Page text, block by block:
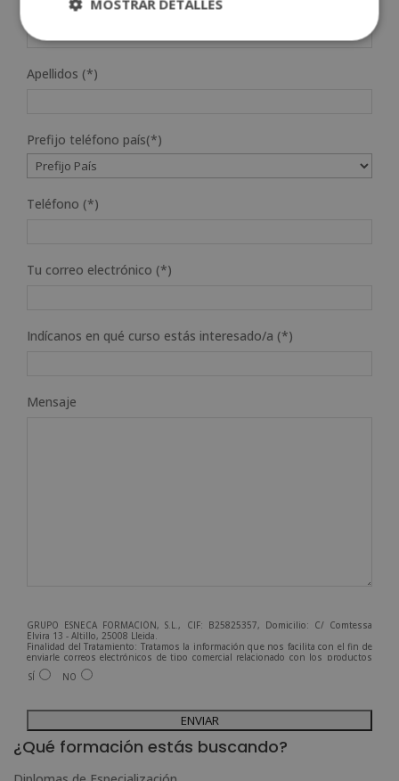
Nombre (*)
Apellidos (*)
Prefijo teléfono país(*)
Teléfono (*)
Tu correo electrónico (*)
Indícanos en qué curso estás interesado/a (*)
Mensaje
GRUPO ESNECA FORMACIÓN, S.L., CIF: B25825357, Domicilio: C/ Comtessa
Elvira 13 - Altillo, 25008 Lleida.
Finalidad del Tratamiento: Tratamos la información que nos facilita con el fin de
enviarle correos electrónicos de tipo comercial relacionado con los productos
ofrecidos y otros tipo de productos que fueran de su interés.
Legitimación del tratamiento: Consentimiento del interesado.
Para más información consulte nuestra Política de Privacidad.
Desea recibir información comercial (vía telefónica y/o email):
SÍ NO
A
l
¿Qué formación estás buscando?
MOSTRAR DETALLES